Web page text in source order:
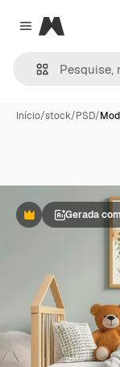
Close menu
Magnific
Início/stock/PSD/
PremiumGerada